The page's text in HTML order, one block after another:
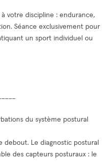
votre discipline : endurance,
Séance exclusivement pour
un sport individuel ou
du système postural
debout. Le diagnostic postural
des capteurs posturaux : le